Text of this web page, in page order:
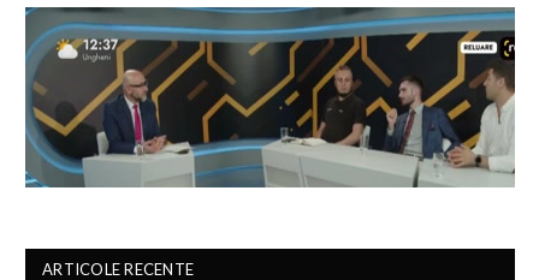
ARTICOLE RECENTE